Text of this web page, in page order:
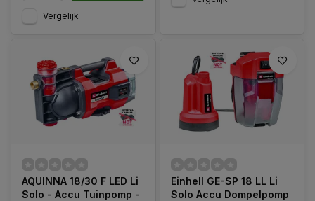
Vergelijk
AQUINNA 18/30 F LED Li
Solo - Accu Tuinpomp -
Einhell GE-SP 18 LL Li
Solo Accu Dompelpomp